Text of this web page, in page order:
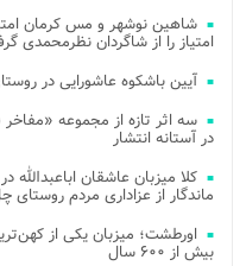
شاهین نوشهر و مس کرمان
امتیاز را از شاگردان نظرمحمدی
آیین باشکوه عاشورایی در
سه اثر تازه از مجموعه «مفاخر
در آستانه انتشار
کلا میزبان عاشقان
ماندگار از عزاداری مردم روستای
اورطشت؛ میزبان یکی از
بیش از ۶۰۰ سال